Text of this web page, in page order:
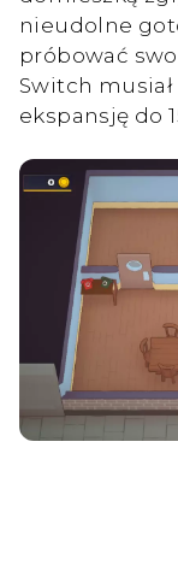
nieudolne
próbować
Switch
ekspansję do